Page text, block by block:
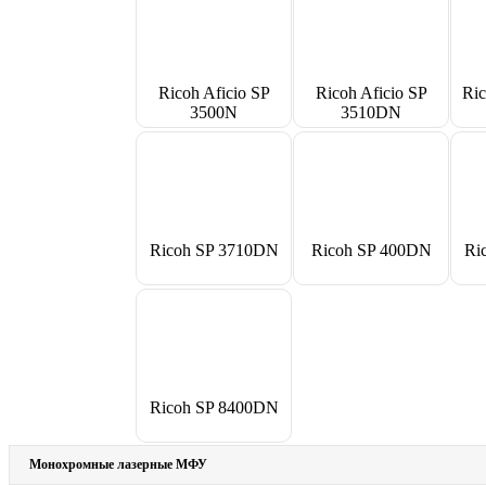
Ricoh Aficio SP
3500N
Ricoh Aficio SP
3510DN
Ricoh SP 3710DN Ricoh SP 400DN
Ricoh SP 8400DN
Монохромные лазерные МФУ